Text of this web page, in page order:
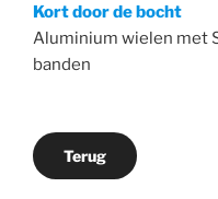
Kort door de bocht
Aluminium wielen met
banden
Terug